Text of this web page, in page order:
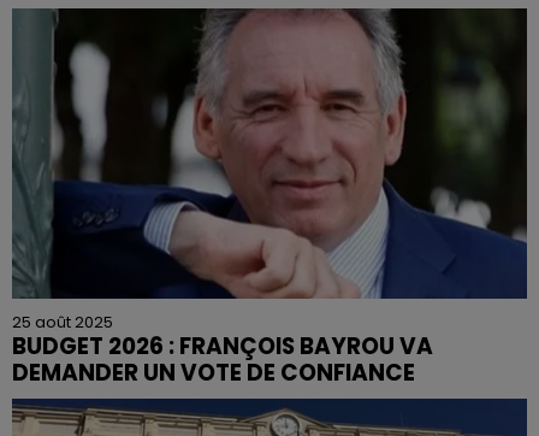
25 août 2025
BUDGET 2026 : FRANÇOIS BAYROU VA
DEMANDER UN VOTE DE CONFIANCE